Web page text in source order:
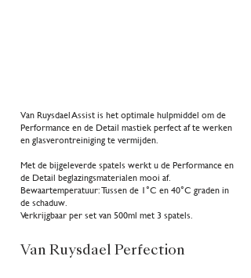
assist
Van Ruysdael Assist is het optimale hulpmiddel om de
Performance en de Detail mastiek perfect af te werken
en glasverontreiniging te vermijden.
Met de bijgeleverde spatels werkt u de Performance en
de Detail beglazingsmaterialen mooi af.
Bewaartemperatuur: Tussen de 1°C en 40°C graden in
de schaduw.
Verkrijgbaar per set van 500ml met 3 spatels.
Van Ruysdael Perfection